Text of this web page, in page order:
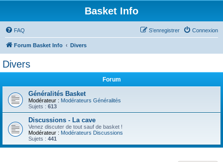
Basket Info
FAQ Connexion
S’enregistrer
Forum Basket Info Divers
Divers
Forum
Généralités Basket
Modérateur : Modérateurs Généralités
Sujets : 613
Discussions - La cave
Venez discuter de tout sauf de basket !
Modérateur : Modérateurs Discussions
Sujets : 441